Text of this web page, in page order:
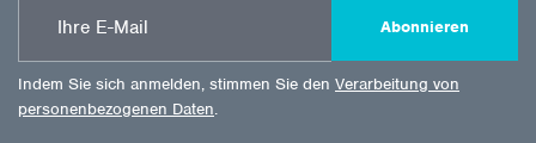
Abonnieren
Indem Sie sich anmelden, stimmen Sie den Verarbeitung von
personenbezogenen Daten.